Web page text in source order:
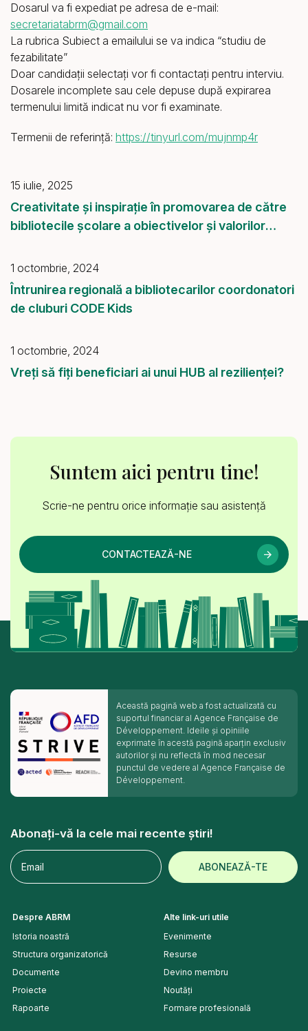
Dosarul va fi expediat pe adresa de e-mail:
secretariatabrm@gmail.com
La rubrica Subiect a emailului se va indica “studiu de
fezabilitate”
Doar candidații selectați vor fi contactați pentru interviu.
Dosarele incomplete sau cele depuse după expirarea
termenului limită indicat nu vor fi examinate.
Termenii de referință: https://tinyurl.com/mujnmp4r
15 iulie, 2025
Creativitate și inspirație în promovarea de către
bibliotecile școlare a obiectivelor și valorilor
1 octombrie, 2024
Întrunirea regională a bibliotecarilor coordonatori
de cluburi CODE Kids
1 octombrie, 2024
Vreți să fiți beneficiari ai unui HUB al rezilienței?
Suntem aici pentru tine!
Scrie-ne pentru orice informație sau asistență
CONTACTEAZĂ-NE
Această pagină web a fost actualizată cu
suportul financiar al Agence Française de
Développement. Ideile și opiniile
exprimate în acestă pagină aparțin exclusiv
autorilor și nu reflectă în mod necesar
punctul de vedere al Agence Française de
Développement.
Abonați-vă la cele mai recente știri!
Despre ABRM
Istoria noastră
Structura organizatorică
Documente
Proiecte
Rapoarte
Alte link-uri utile
Evenimente
Resurse
Devino membru
Noutăți
Formare profesională